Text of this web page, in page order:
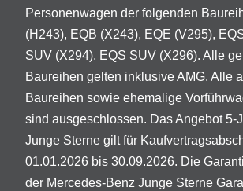
Personenwagen der folgenden
(H243), EQB (X243), EQE (V295),
SUV (X294), EQS SUV (X296). Alle
Baureihen gelten inklusive AMG. Alle
Baureihen sowie ehemalige
sind ausgeschlossen. Das Angebot 5-
Junge Sterne gilt für
01.01.2026 bis 30.09.2026. Die
der Mercedes-Benz Junge Sterne